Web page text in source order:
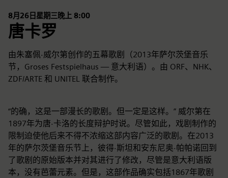
8月26日星期三晚上 8:00
唐卡罗
由朱塞佩·威尔第创作的五幕歌剧（2013年萨尔茨堡音乐
节，Groses Festspielhaus — 意大利语）。由 ORF、NHK、
ZDF/ARTE 和 UNITEL 联合制作。
“的确，这是一部漫长的歌剧。但一定是这样。” 威尔第在
1897年为唐·卡洛的长度辩护时说。尽管如此，戏剧制作的
限制迫使他后来不得不浓缩这部内容广泛的歌剧。在2013
年的萨尔茨堡音乐节上，彼得·斯坦和安东尼奥·帕帕诺回到
了歌剧的原始版本并对其进行了修改，尽管是意大利语版
本，没有芭蕾元素。但是，这部作品确实包括1867年歌剧